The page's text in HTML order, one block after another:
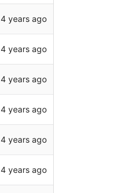
4 years ago
4 years ago
4 years ago
4 years ago
4 years ago
4 years ago